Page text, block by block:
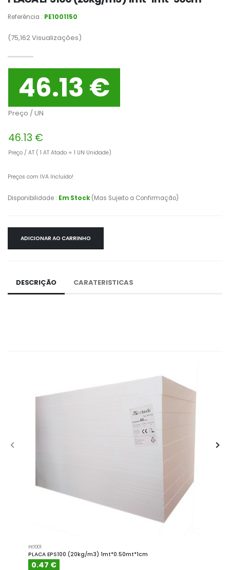
Referência : PE1001150
(75,162Visualizações)
46.13 €
Preço / UN
46.13 €
Preço / AT ( 1 AT Atado = 1 UN Unidade)
Preços com IVA Incluído!
Disponibilidade : Em Stock(Mas Sujeito a Confirmação)
ADICIONAR AO CARRINHO
DESCRIÇÃO CARATERISTICAS
PE1001
PLACA EPS100 (20kg/m3) 1mt*0.50mt*1cm
0.47 €